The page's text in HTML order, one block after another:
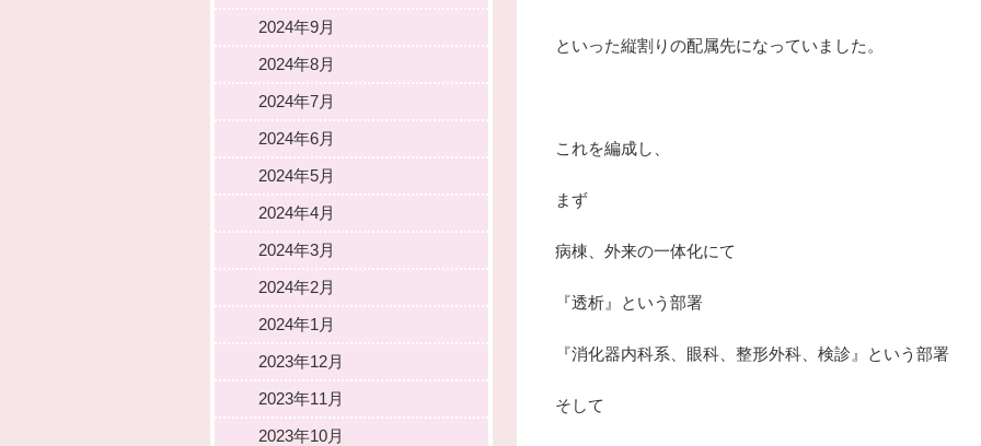
といった縦割りの配属先になっていました。
これを編成し、
まず
病棟、外来の一体化にて
『透析』という部署
『消化器内科系、眼科、整形外科、検診』という部署
そして
2024年9月
2024年8月
2024年7月
2024年6月
2024年5月
2024年4月
2024年3月
2024年2月
2024年1月
2023年12月
2023年11月
2023年10月